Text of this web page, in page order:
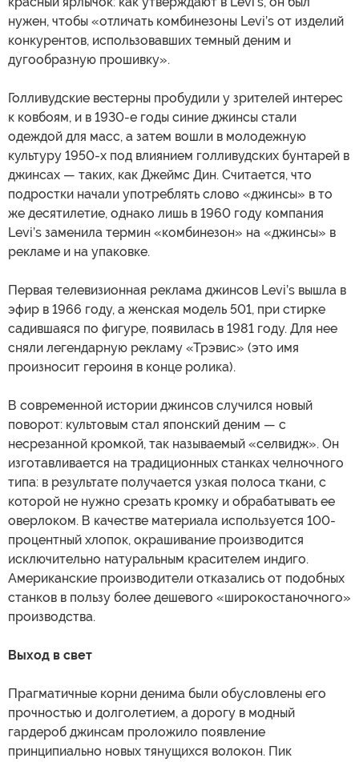
нужен, чтобы «отличать комбинезоны Levi’s от изделий
конкурентов, использовавших темный деним и
дугообразную прошивку».
Голливудские вестерны пробудили у зрителей интерес
к ковбоям, и в 1930-е годы синие джинсы стали
одеждой для масс, а затем вошли в молодежную
культуру 1950-х под влиянием голливудских бунтарей в
джинсах — таких, как Джеймс Дин. Считается, что
подростки начали употреблять слово «джинсы» в то
же десятилетие, однако лишь в 1960 году компания
Levi’s заменила термин «комбинезон» на «джинсы» в
рекламе и на упаковке.
Первая телевизионная реклама джинсов Levi’s вышла в
эфир в 1966 году, а женская модель 501, при стирке
садившаяся по фигуре, появилась в 1981 году. Для нее
сняли легендарную рекламу «Трэвис» (это имя
произносит героиня в конце ролика).
В современной истории джинсов случился новый
поворот: культовым стал японский деним — с
несрезанной кромкой, так называемый «селвидж». Он
изготавливается на традиционных станках челночного
типа: в результате получается узкая полоса ткани, с
которой не нужно срезать кромку и обрабатывать ее
оверлоком. В качестве материала используется 100-
процентный хлопок, окрашивание производится
исключительно натуральным красителем индиго.
Американские производители отказались от подобных
станков в пользу более дешевого «широкостаночного»
производства.
Выход в свет
Прагматичные корни денима были обусловлены его
прочностью и долголетием, а дорогу в модный
гардероб джинсам проложило появление
принципиально новых тянущихся волокон. Пик